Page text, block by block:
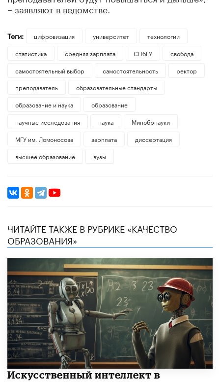
– заявляют в ведомстве.
Теги: цифровизация университет
технологии
статистика
средняя зарплата СПбГУ
свобода
самостоятельный выбор
самостоятельность
ректор
преподаватель
образовательные стандарты
образование и наука
образование
научные исследования
наука
Минобрнауки
МГУ им. Ломоносова
зарплата
диссертация
высшее образование
вузы
ЧИТАЙТЕ ТАКЖЕ В РУБРИКЕ «КАЧЕСТВО
ОБРАЗОВАНИЯ»
​Искусственный интеллект в